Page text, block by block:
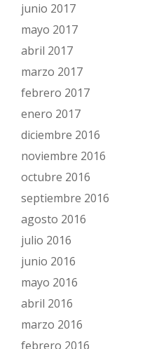
junio 2017
mayo 2017
abril 2017
marzo 2017
febrero 2017
enero 2017
diciembre 2016
noviembre 2016
octubre 2016
septiembre 2016
agosto 2016
julio 2016
junio 2016
mayo 2016
abril 2016
marzo 2016
febrero 2016